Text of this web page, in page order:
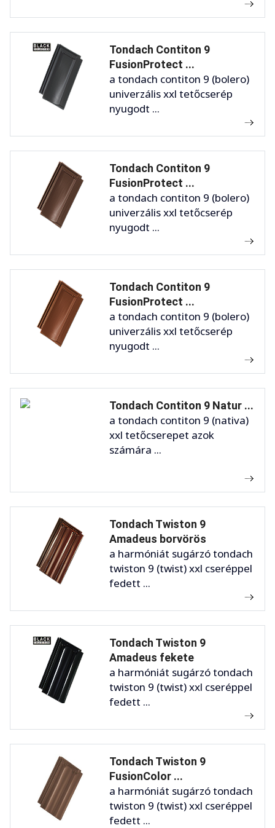
Tondach Contiton 9
FusionProtect ...
a tondach contiton 9 (bolero)
univerzális xxl tetőcserép
nyugodt ...
Tondach Contiton 9
FusionProtect ...
a tondach contiton 9 (bolero)
univerzális xxl tetőcserép
nyugodt ...
Tondach Contiton 9
FusionProtect ...
a tondach contiton 9 (bolero)
univerzális xxl tetőcserép
nyugodt ...
Tondach Contiton 9 Natur ...
a tondach contiton 9 (nativa)
xxl tetőcserepet azok
számára ...
Tondach Twiston 9
Amadeus borvörös
a harmóniát sugárzó tondach
twiston 9 (twist) xxl cseréppel
fedett ...
Tondach Twiston 9
Amadeus fekete
a harmóniát sugárzó tondach
twiston 9 (twist) xxl cseréppel
fedett ...
Tondach Twiston 9
FusionColor ...
a harmóniát sugárzó tondach
twiston 9 (twist) xxl cseréppel
fedett ...